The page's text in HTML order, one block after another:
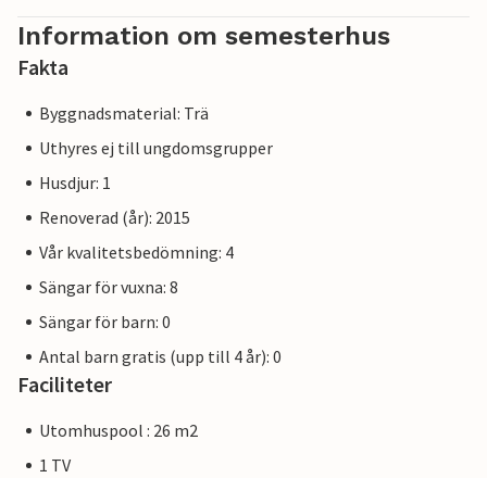
Information om semesterhus
Fakta
Byggnadsmaterial: Trä
Uthyres ej till ungdomsgrupper
Husdjur: 1
Renoverad (år): 2015
Vår kvalitetsbedömning: 4
Sängar för vuxna: 8
Sängar för barn: 0
Antal barn gratis (upp till 4 år): 0
Faciliteter
Utomhuspool : 26 m2
1 TV